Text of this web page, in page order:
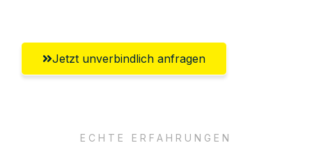
Jetzt unverbindlich anfragen
ECHTE ERFAHRUNGEN